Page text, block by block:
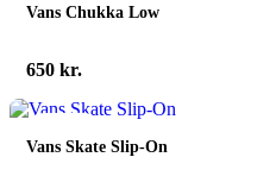
Vans Chukka Low
650 kr.
Vans Skate Slip-On